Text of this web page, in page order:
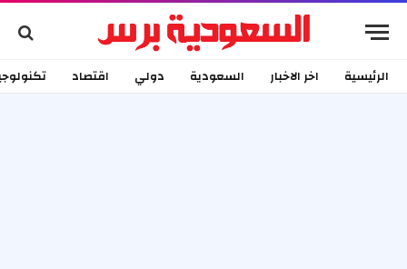
الرئيسية اخر الاخبار السعودية دولي اقتصاد